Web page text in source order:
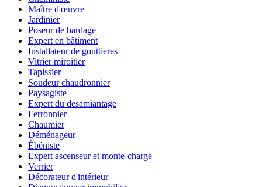
Maître d'œuvre
Jardinier
Poseur de bardage
Expert en bâtiment
Installateur de gouttieres
Vitrier miroitier
Tapissier
Soudeur chaudronnier
Paysagiste
Expert du desamiantage
Ferronnier
Chaumier
Déménageur
Ébéniste
Expert ascenseur et monte-charge
Verrier
Décorateur d'intérieur